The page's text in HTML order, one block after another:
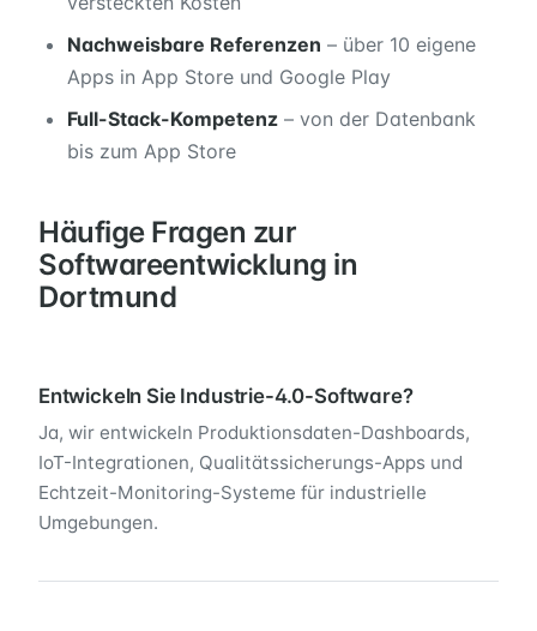
Nachweisbare Referenzen – über 10 eigene
Apps in App Store und Google Play
Full-Stack-Kompetenz – von der Datenbank
bis zum App Store
Häufige Fragen zur
Softwareentwicklung in
Dortmund
Entwickeln Sie Industrie-4.0-Software?
Ja, wir entwickeln Produktionsdaten-Dashboards,
IoT-Integrationen, Qualitätssicherungs-Apps und
Echtzeit-Monitoring-Systeme für industrielle
Umgebungen.